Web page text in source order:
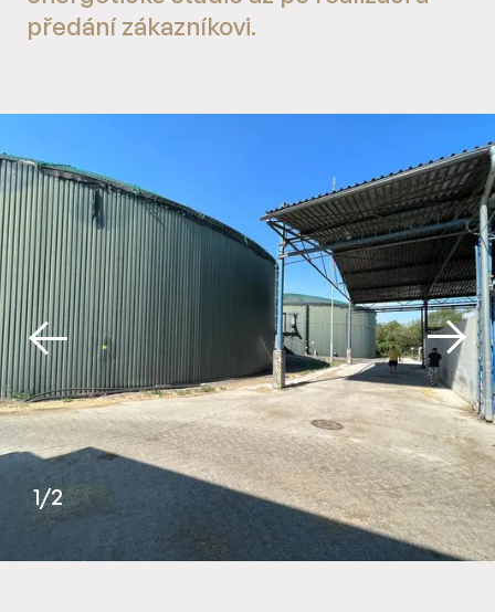
předání zákazníkovi.
1/2